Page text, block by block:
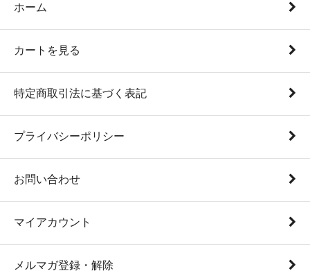
ホーム
カートを見る
特定商取引法に基づく表記
プライバシーポリシー
お問い合わせ
マイアカウント
メルマガ登録・解除